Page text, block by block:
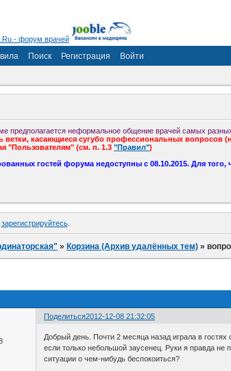
Поиск Регистрация Войти
предполагается неформальное общение врачей самых
ветки, касающиеся сугубо профессиональных вопросов
"Пользователям" (см. п. 1.3 "Правил")
гостей форума недоступны с 08.10.2015. Для
зарегистрируйтесь.
» Корзина (Архив удалённых тем) »
Поделиться2012-12-08 21:32:05
Добрый день. Почти 2 месяца назад играла в
если только небольшой заусенец. Руки я правда
ситуации о чем-нибудь беспокоиться?